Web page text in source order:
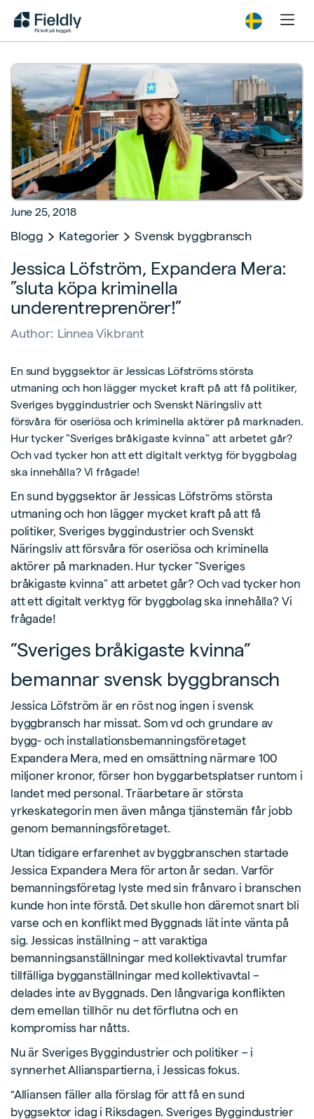
June 25, 2018
Blogg Kategorier Svensk byggbransch
Jessica Löfström, Expandera Mera:
”sluta köpa kriminella
underentreprenörer!”
Author: Linnea Vikbrant
En sund byggsektor är Jessicas Löfströms största
utmaning och hon lägger mycket kraft på att få politiker,
Sveriges byggindustrier och Svenskt Näringsliv att
försvåra för oseriösa och kriminella aktörer på marknaden.
Hur tycker "Sveriges bråkigaste kvinna" att arbetet går?
Och vad tycker hon att ett digitalt verktyg för byggbolag
ska innehålla? Vi frågade!
En sund byggsektor är Jessicas Löfströms största
utmaning och hon lägger mycket kraft på att få
politiker, Sveriges byggindustrier och Svenskt
Näringsliv att försvåra för oseriösa och kriminella
aktörer på marknaden. Hur tycker "Sveriges
bråkigaste kvinna" att arbetet går? Och vad tycker hon
att ett digitalt verktyg för byggbolag ska innehålla? Vi
frågade!
”Sveriges bråkigaste kvinna”
bemannar svensk byggbransch
Jessica Löfström är en röst nog ingen i svensk
byggbransch har missat. Som vd och grundare av
bygg- och installationsbemanningsföretaget
Expandera Mera, med en omsättning närmare 100
miljoner kronor, förser hon byggarbetsplatser runtom i
landet med personal. Träarbetare är största
yrkeskategorin men även många tjänstemän får jobb
genom bemanningsföretaget.
Utan tidigare erfarenhet av byggbranschen startade
Jessica Expandera Mera för arton år sedan. Varför
bemanningsföretag lyste med sin frånvaro i branschen
kunde hon inte förstå. Det skulle hon däremot snart bli
varse och en konflikt med Byggnads lät inte vänta på
sig. Jessicas inställning – att varaktiga
bemanningsanställningar med kollektivavtal trumfar
tillfälliga bygganställningar med kollektivavtal –
delades inte av Byggnads. Den långvariga konflikten
dem emellan tillhör nu det förflutna och en
kompromiss har nåtts.
Nu är Sveriges Byggindustrier och politiker – i
synnerhet Allianspartierna, i Jessicas fokus.
”Alliansen fäller alla förslag för att få en sund
byggsektor idag i Riksdagen. Sveriges Byggindustrier